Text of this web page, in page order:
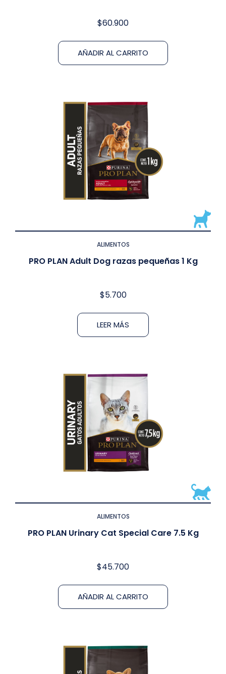
$60.900
AÑADIR AL CARRITO
ALIMENTOS
PRO PLAN Adult Dog razas pequeñas 1 Kg
$5.700
LEER MÁS
ALIMENTOS
PRO PLAN Urinary Cat Special Care 7.5 Kg
$45.700
AÑADIR AL CARRITO